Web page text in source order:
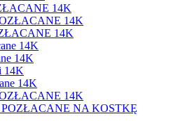
14K
14K
14K
14K
14K
14K
14K
14K
NA KOSTKĘ